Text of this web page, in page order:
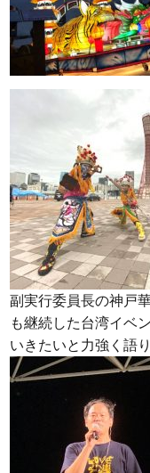
副実行委員長の神戸
も継続した台湾イベ
いきたいと力強く語